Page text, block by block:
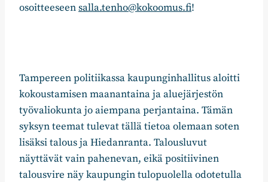
osoitteeseensalla.tenho@kokoomus.fi!
Tampereen politiikassa kaupunginhallitus aloitti
kokoustamisen maanantaina ja aluejärjestön
työvaliokunta jo aiempana perjantaina. Tämän
syksyn teemat tulevat tällä tietoa olemaan soten
lisäksi talous ja Hiedanranta. Talousluvut
näyttävät vain pahenevan, eikä positiivinen
talousvire näy kaupungin tulopuolella odotetulla